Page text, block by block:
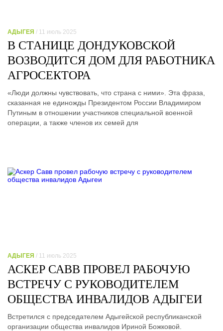
АДЫГЕЯ / 11 июль 2025
В СТАНИЦЕ ДОНДУКОВСКОЙ
ВОЗВОДИТСЯ ДОМ ДЛЯ РАБОТНИКА
АГРОСЕКТОРА
«Люди должны чувствовать, что страна с ними». Эта фраза,
сказанная не единожды Президентом России Владимиром
Путиным в отношении участников специальной военной
операции, а также членов их семей для
АДЫГЕЯ / 11 июль 2025
АСКЕР САВВ ПРОВЕЛ РАБОЧУЮ
ВСТРЕЧУ С РУКОВОДИТЕЛЕМ
ОБЩЕСТВА ИНВАЛИДОВ АДЫГЕИ
Встретился с председателем Адыгейской республиканской
организации общества инвалидов Ириной Божковой.